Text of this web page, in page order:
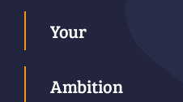
Your
Ambition